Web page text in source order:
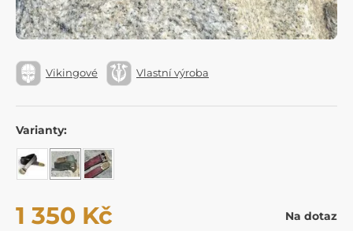
Vikingové Vlastní výroba
Varianty:
1 350 Kč Na dotaz